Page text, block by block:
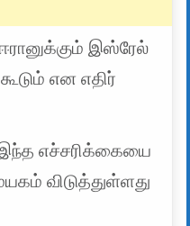
இஸ்ரேல்
என எதிர்
எச்சரிக்கையை
விடுத்துள்ளது